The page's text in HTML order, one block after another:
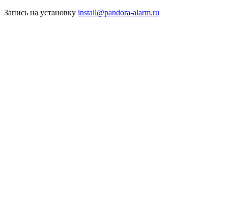
Запись на установку install@pandora-alarm.ru